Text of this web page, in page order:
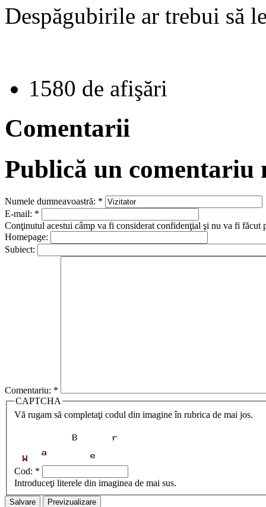
Despăgubirile ar trebui să
1580 de afişări
Comentarii
Publică un comentariu
Numele dumneavoastră: *
E-mail: *
Conţinutul acestui câmp va fi considerat confidenţial şi nu va fi făcut
Homepage:
Subiect:
Comentariu: *
CAPTCHA
Vă rugam să completaţi codul din imagine în rubrica de mai jos.
Cod: *
Introduceţi literele din imaginea de mai sus.